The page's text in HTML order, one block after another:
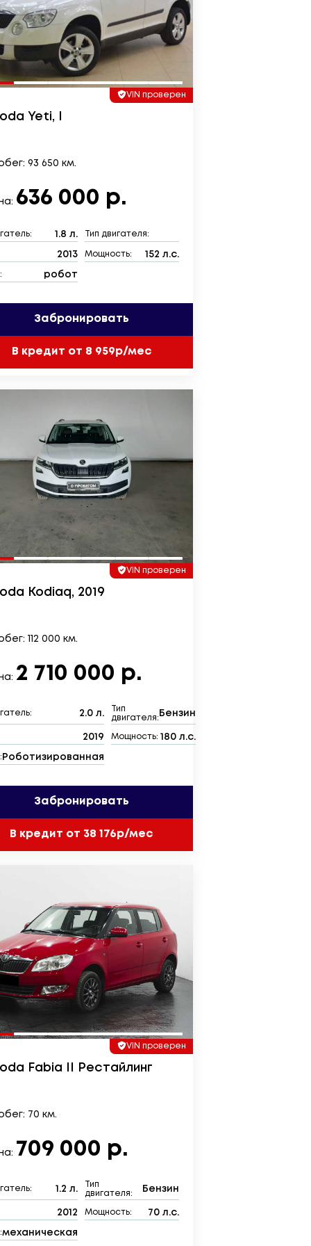
VIN проверен
Yeti, I
93 650 км.
636 000 р.
1.8 л. Тип двигателя:
2013 Мощность: 152 л.с.
робот
Забронировать
В кредит от 8 959р/мес
VIN проверен
Kodiaq, 2019
112 000 км.
2 710 000 р.
2.0 л.
Тип
двигателя:
Бензин
2019 Мощность: 180 л.с.
Роботизированная
Забронировать
В кредит от 38 176р/мес
VIN проверен
Fabia II Рестайлинг
70 км.
709 000 р.
1.2 л.
Тип
двигателя:
Бензин
2012 Мощность: 70 л.с.
механическая